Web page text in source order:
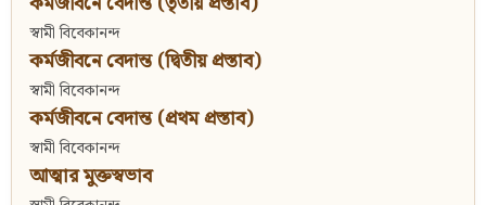
স্বামী বিবেকানন্দ
কর্মজীবনে বেদান্ত (দ্বিতীয় প্রস্তাব)
স্বামী বিবেকানন্দ
কর্মজীবনে বেদান্ত (প্রথম প্রস্তাব)
স্বামী বিবেকানন্দ
আত্মার মুক্তস্বভাব